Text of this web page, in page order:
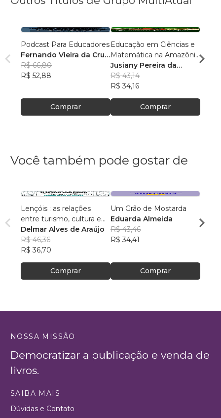
Podcast Para Educadores
Fernando Vieira da Cruz
(Fernandinho Cruz)
R$ 66,80
R$ 52,88
Comprar
Educação em Ciências e
Matemática na Amazônia
Legal: Pesquisas e
Práticas Pedagógicas
Jusiany Pereira da
Cunha dos Santos
R$ 43,14
R$ 34,16
Comprar
Érica
Você também pode gostar de
Lençóis : as relações
entre turismo, cultura e
ambiente
Delmar Alves de Araújo
R$ 46,36
R$ 36,70
Comprar
Um Grão de Mostarda
Eduarda Almeida
R$ 43,46
R$ 34,41
Comprar
Aulas
NOSSA MISSÃO
Democratizar a publicação e venda de
livros.
SAIBA MAIS
Dúvidas e Contato